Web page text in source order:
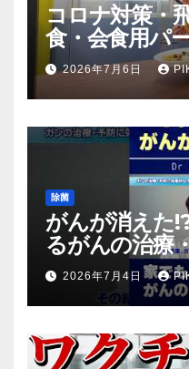
コロナ対策・
食・会食用パ
（マスク会食
放送のＴＶ番
2026年7月6日
除菌
がんが消えた
るがんの治療
2026年7月4日